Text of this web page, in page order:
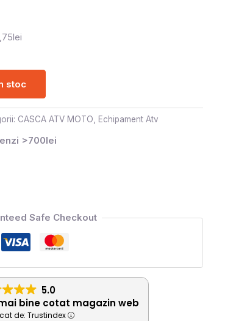
stoc
CASCA ATV MOTO, Echipament Atv
>700lei
Safe Checkout
5.0
bine cotat magazin web
de: Trustindex